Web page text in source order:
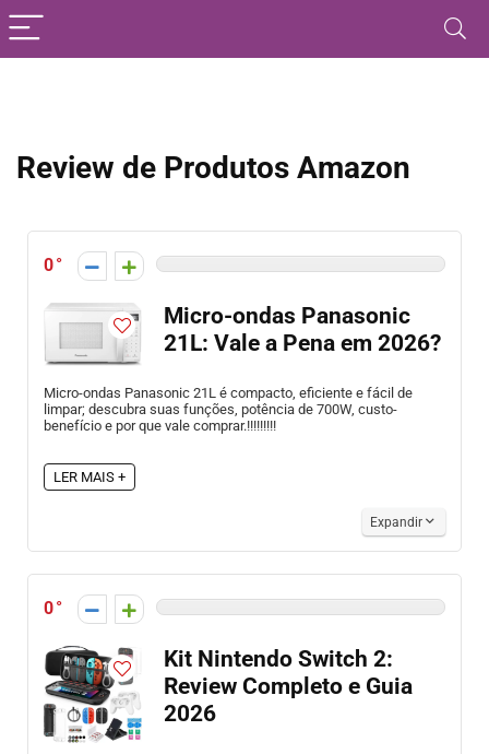
Review de Produtos Amazon
0
Micro-ondas Panasonic
21L: Vale a Pena em 2026?
Micro-ondas Panasonic 21L é compacto, eficiente e fácil de
limpar; descubra suas funções, potência de 700W, custo-
benefício e por que vale comprar.!!!!!!!!!
LER MAIS +
Expandir
0
Kit Nintendo Switch 2:
Review Completo e Guia
2026